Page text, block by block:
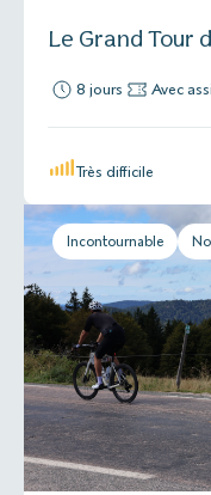
Le Grand Tour
8 jours Avec
Très difficile
Incontournable